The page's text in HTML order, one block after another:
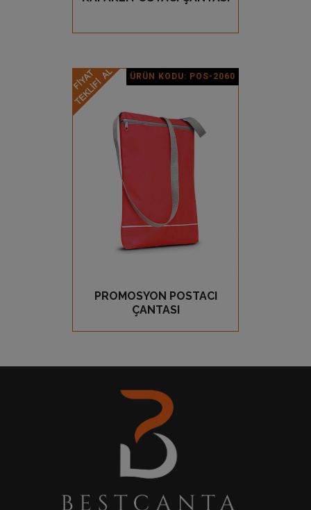
ÜRÜN KODU: POS-2060
GÖZ AT
Ürün Detay
PROMOSYON POSTACI
ÇANTASI